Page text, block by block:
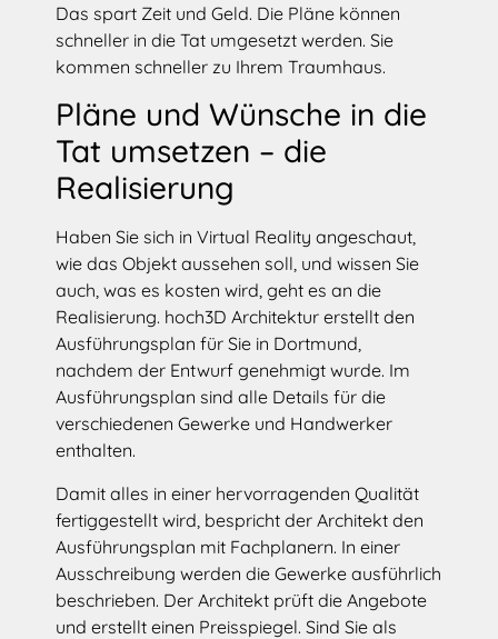
Das spart Zeit und Geld. Die Pläne können
schneller in die Tat umgesetzt werden. Sie
kommen schneller zu Ihrem Traumhaus.
Pläne und Wünsche in die
Tat umsetzen – die
Realisierung
Haben Sie sich in Virtual Reality angeschaut,
wie das Objekt aussehen soll, und wissen Sie
auch, was es kosten wird, geht es an die
Realisierung. hoch3D Architektur erstellt den
Ausführungsplan für Sie in Dortmund,
nachdem der Entwurf genehmigt wurde. Im
Ausführungsplan sind alle Details für die
verschiedenen Gewerke und Handwerker
enthalten.
Damit alles in einer hervorragenden Qualität
fertiggestellt wird, bespricht der Architekt den
Ausführungsplan mit Fachplanern. In einer
Ausschreibung werden die Gewerke ausführlich
beschrieben. Der Architekt prüft die Angebote
und erstellt einen Preisspiegel. Sind Sie als